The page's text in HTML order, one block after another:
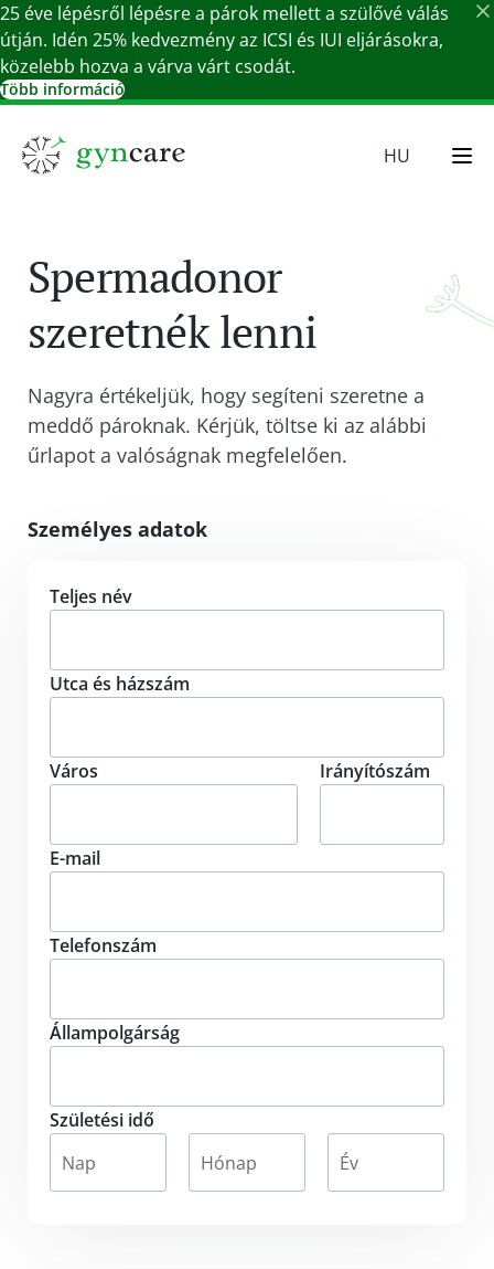
25 éve lépésről lépésre a párok mellett a szülővé válás
útján. Idén 25% kedvezmény az ICSI és IUI eljárásokra,
közelebb hozva a várva várt csodát.
Több információ
HU
DE
Spermadonor
szeretnék lenni
Nagyra értékeljük, hogy segíteni szeretne a
meddő pároknak. Kérjük, töltse ki az alábbi
űrlapot a valóságnak megfelelően.
Személyes adatok
Teljes név
Utca és házszám
Város Irányítószám
E-mail
Telefonszám
Állampolgárság
Születési idő
Nap
Hónap Év